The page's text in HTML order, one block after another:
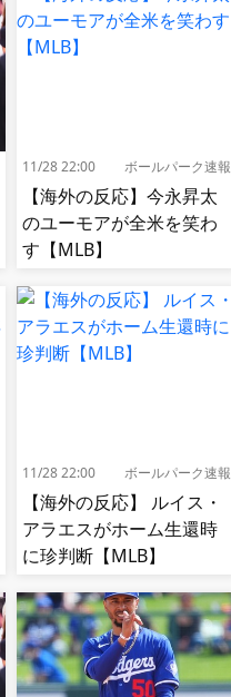
11/28 22:00 ボールパーク速報
【海外の反応】今永昇太
のユーモアが全米を笑わ
す【MLB】
11/28 22:00 ボールパーク速報
【海外の反応】 ルイス・
アラエスがホーム生還時
に珍判断【MLB】